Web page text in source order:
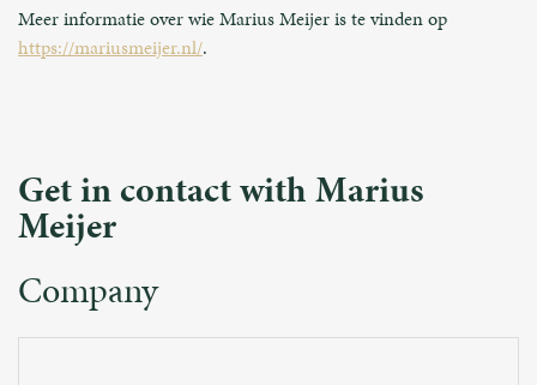
Meer informatie over wie Marius Meijer is te vinden op
https://mariusmeijer.nl/.
Get in contact with Marius
Meijer
Company